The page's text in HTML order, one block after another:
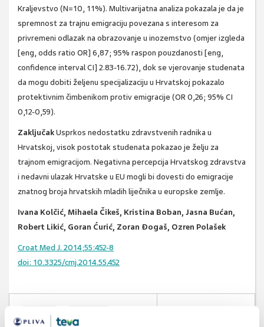
Kraljevstvo (N=10, 11%). Multivarijatna analiza pokazala je da je
spremnost za trajnu emigraciju povezana s interesom za
privremeni odlazak na obrazovanje u inozemstvo (omjer izgleda
[eng, odds ratio OR] 6,87; 95% raspon pouzdanosti [eng,
confidence interval CI] 2.83-16.72), dok se vjerovanje studenata
da mogu dobiti željenu specijalizaciju u Hrvatskoj pokazalo
protektivnim čimbenikom protiv emigracije (OR 0,26; 95% CI
0,12-0,59).
ZaključakUsprkos nedostatku zdravstvenih radnika u
Hrvatskoj, visok postotak studenata pokazao je želju za
trajnom emigracijom. Negativna percepcija Hrvatskog zdravstva
i nedavni ulazak Hrvatske u EU mogli bi dovesti do emigracije
znatnog broja hrvatskih mladih liječnika u europske zemlje.
Ivana Kolčić, Mihaela Čikeš, Kristina Boban, Jasna Bućan,
Robert Likić, Goran Ćurić, Zoran Đogaš, Ozren Polašek
Croat Med J. 2014;55:452-8
doi: 10.3325/cmj.2014.55.452
studenti